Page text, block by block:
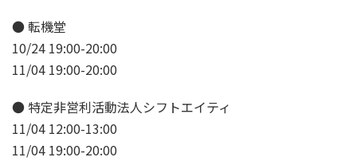
● 転機堂
10/24 19:00-20:00
11/04 19:00-20:00
● 特定非営利活動法人シフトエイティ
11/04 12:00-13:00
11/04 19:00-20:00